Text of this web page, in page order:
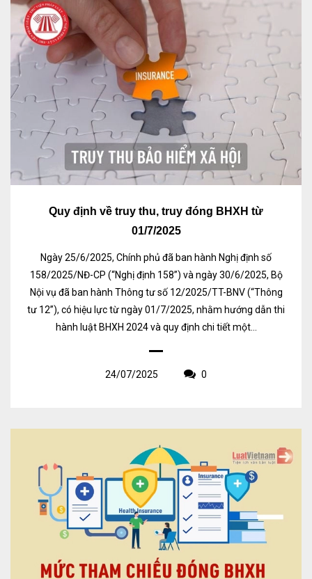
Quy định về truy thu, truy đóng BHXH từ
01/7/2025
Ngày 25/6/2025, Chính phủ đã ban hành Nghị định số
158/2025/NĐ-CP (“Nghị định 158”) và ngày 30/6/2025, Bộ
Nội vụ đã ban hành Thông tư số 12/2025/TT-BNV (“Thông
tư 12”), có hiệu lực từ ngày 01/7/2025, nhằm hướng dẫn thi
hành luật BHXH 2024 và quy định chi tiết một...
24/07/2025 0